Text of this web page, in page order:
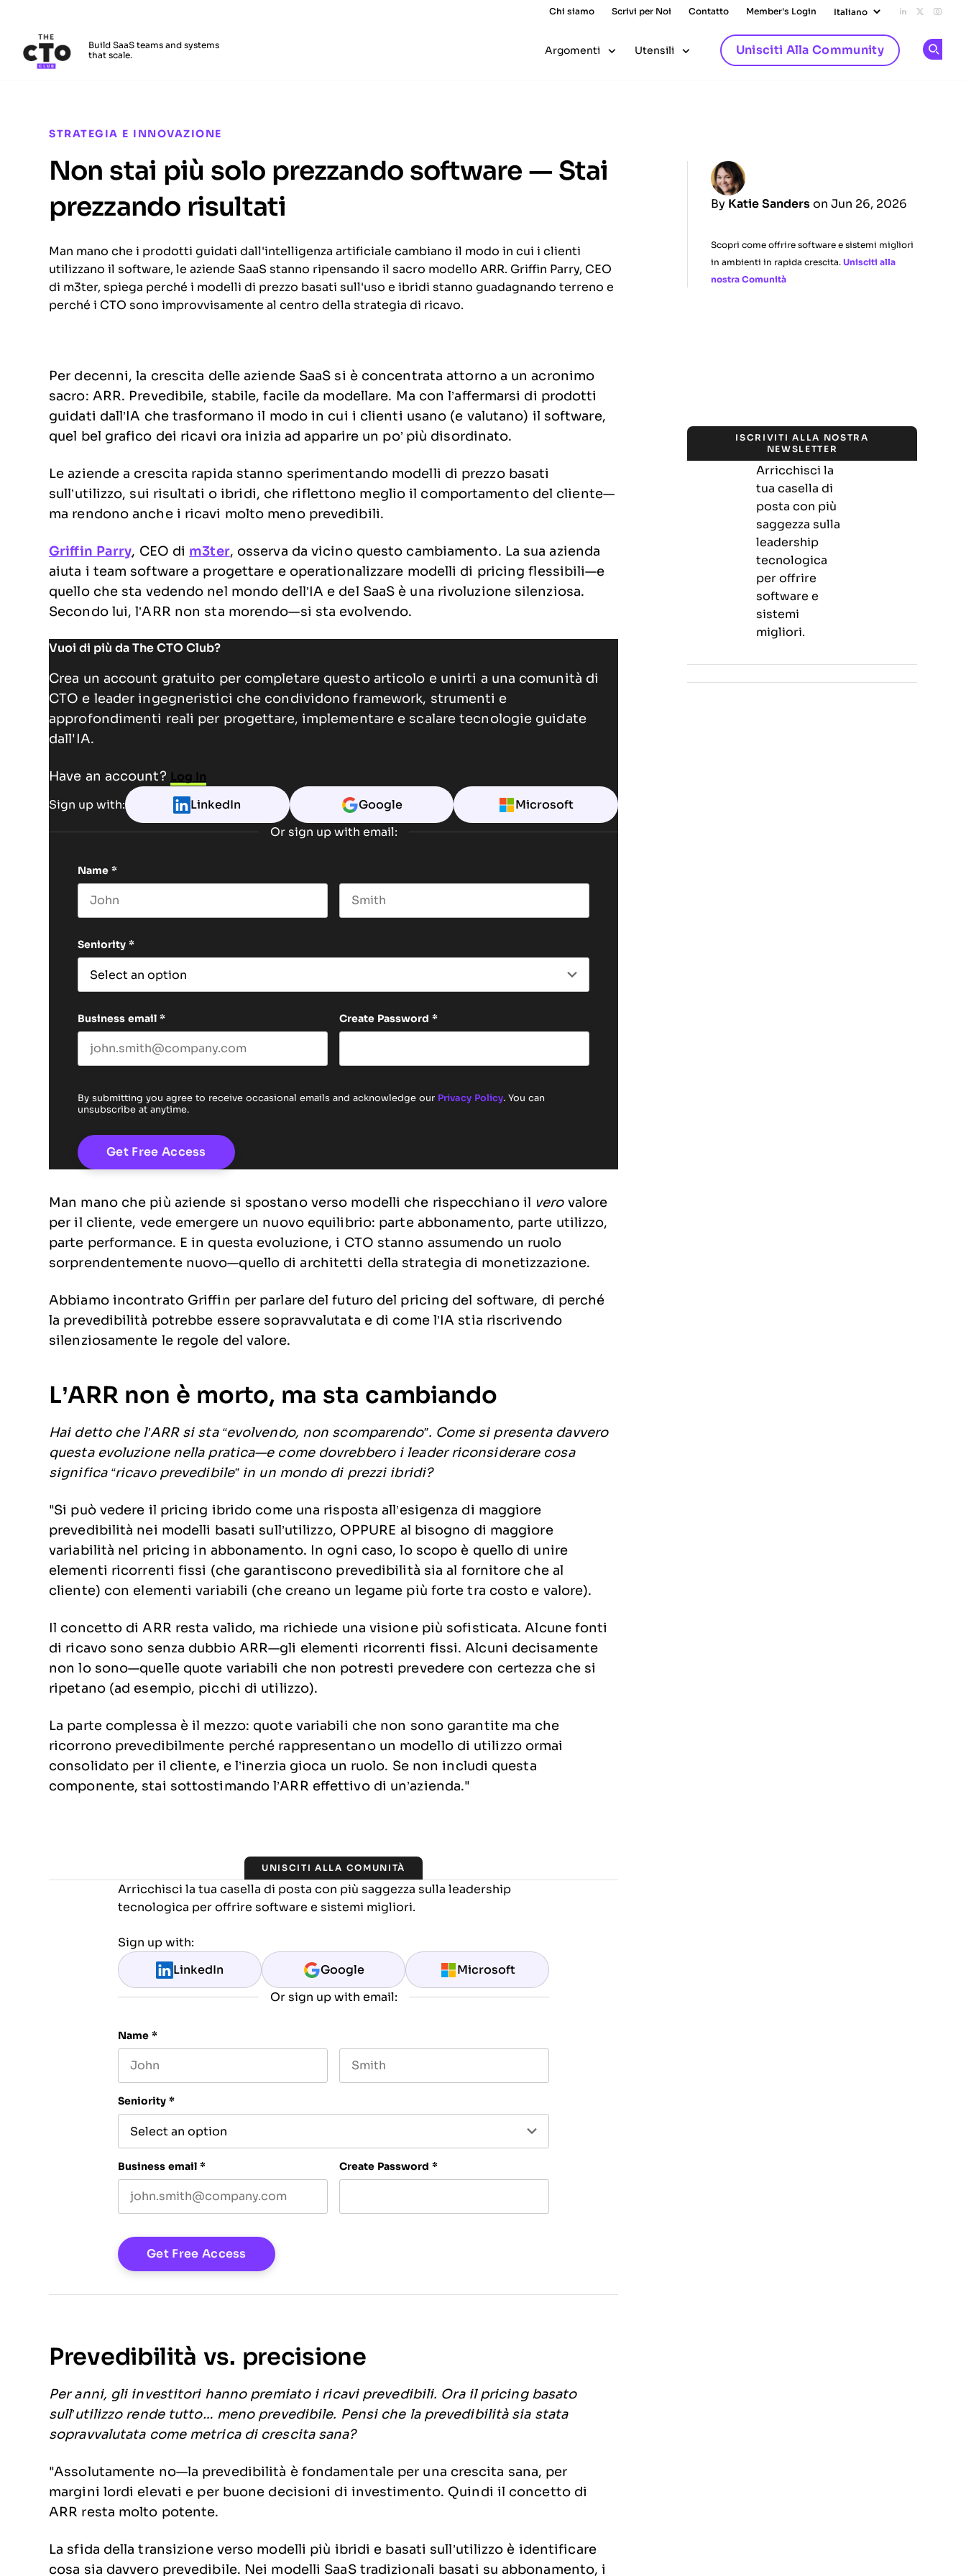
Chi siamo Scrivi per Noi Contatto Member's Login Add us on
Follow
Build SaaS teams and systems
that scale.
Argomenti Utensili Unisciti Alla Community
STRATEGIA E INNOVAZIONE
Non stai più solo prezzando software — Stai
prezzando risultati
By Katie Sanders on Jun 26, 2026
Scopri come offrire software e sistemi migliori
in ambienti in rapida crescita. Unisciti alla
nostra Comunità
Man mano che i prodotti guidati dall'intelligenza artificiale cambiano il modo in cui i clienti
utilizzano il software, le aziende SaaS stanno ripensando il sacro modello ARR. Griffin Parry, CEO
di m3ter, spiega perché i modelli di prezzo basati sull'uso e ibridi stanno guadagnando terreno e
perché i CTO sono improvvisamente al centro della strategia di ricavo.
Per decenni, la crescita delle aziende SaaS si è concentrata attorno a un acronimo
sacro: ARR. Prevedibile, stabile, facile da modellare. Ma con l’affermarsi di prodotti
guidati dall’IA che trasformano il modo in cui i clienti usano (e valutano) il software,
quel bel grafico dei ricavi ora inizia ad apparire un po’ più disordinato.
Le aziende a crescita rapida stanno sperimentando modelli di prezzo basati
sull’utilizzo, sui risultati o ibridi, che riflettono meglio il comportamento del cliente—
ma rendono anche i ricavi molto meno prevedibili.
Griffin Parry, CEO di m3ter, osserva da vicino questo cambiamento. La sua azienda
aiuta i team software a progettare e operationalizzare modelli di pricing flessibili—e
quello che sta vedendo nel mondo dell’IA e del SaaS è una rivoluzione silenziosa.
Secondo lui, l’ARR non sta morendo—si sta evolvendo.
Vuoi di più da The CTO Club?
Crea un account gratuito per completare questo articolo e unirti a una comunità di
CTO e leader ingegneristici che condividono framework, strumenti e
approfondimenti reali per progettare, implementare e scalare tecnologie guidate
dall'IA.
Have an account? Log In
Sign up with: LinkedIn Google Microsoft
Or sign up with email:
Name *
Seniority *
Business email * Create Password *
By submitting you agree to receive occasional emails and acknowledge our Privacy Policy. You can
unsubscribe at anytime.
Man mano che più aziende si spostano verso modelli che rispecchiano il verovalore
per il cliente, vede emergere un nuovo equilibrio: parte abbonamento, parte utilizzo,
parte performance. E in questa evoluzione, i CTO stanno assumendo un ruolo
sorprendentemente nuovo—quello di architetti della strategia di monetizzazione.
Abbiamo incontrato Griffin per parlare del futuro del pricing del software, di perché
la prevedibilità potrebbe essere sopravvalutata e di come l’IA stia riscrivendo
silenziosamente le regole del valore.
L’ARR non è morto, ma sta cambiando
Hai detto che l’ARR si sta “evolvendo, non scomparendo”. Come si presenta davvero
questa evoluzione nella pratica—e come dovrebbero i leader riconsiderare cosa
significa “ricavo prevedibile” in un mondo di prezzi ibridi?
"Si può vedere il pricing ibrido come una risposta all’esigenza di maggiore
prevedibilità nei modelli basati sull’utilizzo, OPPURE al bisogno di maggiore
variabilità nel pricing in abbonamento. In ogni caso, lo scopo è quello di unire
elementi ricorrenti fissi (che garantiscono prevedibilità sia al fornitore che al
cliente) con elementi variabili (che creano un legame più forte tra costo e valore).
Il concetto di ARR resta valido, ma richiede una visione più sofisticata. Alcune fonti
di ricavo sono senza dubbio ARR—gli elementi ricorrenti fissi. Alcuni decisamente
non lo sono—quelle quote variabili che non potresti prevedere con certezza che si
ripetano (ad esempio, picchi di utilizzo).
La parte complessa è il mezzo: quote variabili che non sono garantite ma che
ricorrono prevedibilmente perché rappresentano un modello di utilizzo ormai
consolidato per il cliente, e l’inerzia gioca un ruolo. Se non includi questa
componente, stai sottostimando l’ARR effettivo di un’azienda."
UNISCITI ALLA COMUNITÀ
Arricchisci la tua casella di posta con più saggezza sulla leadership
tecnologica per offrire software e sistemi migliori.
Sign up with:
LinkedIn Google Microsoft
Or sign up with email:
Name *
Seniority *
Business email * Create Password *
Prevedibilità vs. precisione
Per anni, gli investitori hanno premiato i ricavi prevedibili. Ora il pricing basato
sull’utilizzo rende tutto… meno prevedibile. Pensi che la prevedibilità sia stata
sopravvalutata come metrica di crescita sana?
"Assolutamente no—la prevedibilità è fondamentale per una crescita sana, per
margini lordi elevati e per buone decisioni di investimento. Quindi il concetto di
ARR resta molto potente.
La sfida della transizione verso modelli più ibridi e basati sull’utilizzo è identificare
cosa sia davvero prevedibile. Nei modelli SaaS tradizionali basati su abbonamento, i
ISCRIVITI ALLA NOSTRA
NEWSLETTER
Arricchisci la
tua casella di
posta con più
saggezza sulla
leadership
tecnologica
per offrire
software e
sistemi
migliori.